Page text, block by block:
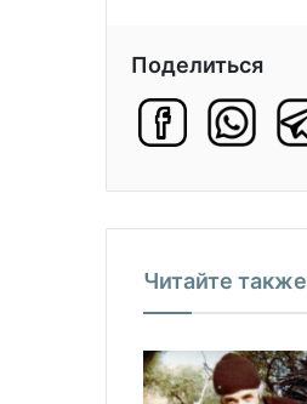
Поделиться
Читайте также